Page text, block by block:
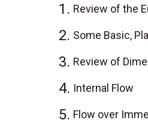
1. Review of the
2. Some Basic,
3. Review of
4. Internal Flow
5. Flow over